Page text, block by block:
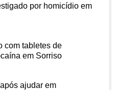
por homicídio em
com tabletes de
em Sorriso
ajudar em